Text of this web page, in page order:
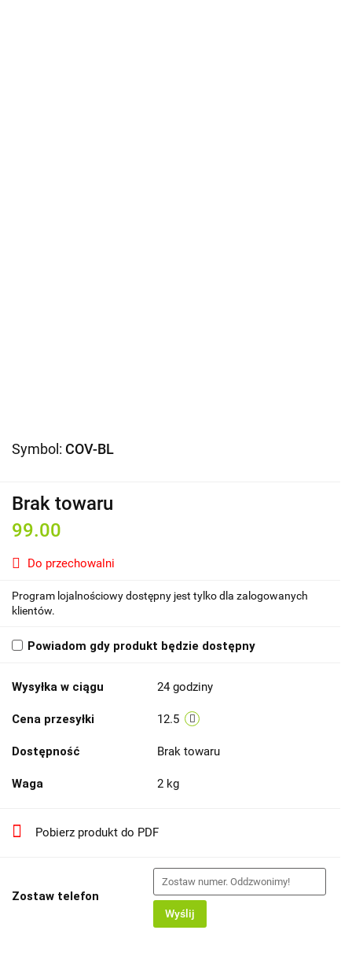
Symbol: COV-BL
Brak towaru
99.00
Do przechowalni
Program lojalnościowy dostępny jest tylko dla zalogowanych
klientów.
Powiadom gdy produkt będzie dostępny
Wysyłka w ciągu 24 godziny
Cena przesyłki 12.5
Dostępność Brak towaru
Waga 2 kg
Pobierz produkt do PDF
Zostaw telefon
Wyślij